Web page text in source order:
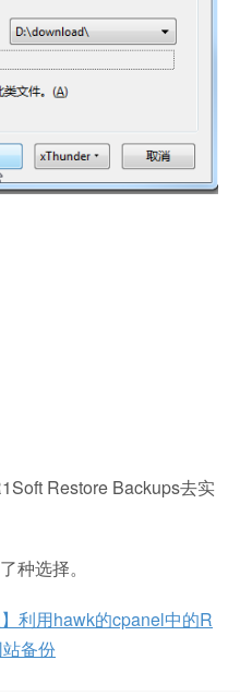
Restore Backups去实
种选择。
】利用hawk的cpanel中的R
备份